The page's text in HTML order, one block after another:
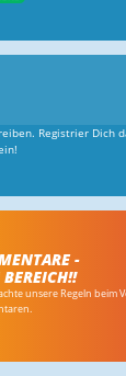
Registrier Dich
-
unsere Regeln beim